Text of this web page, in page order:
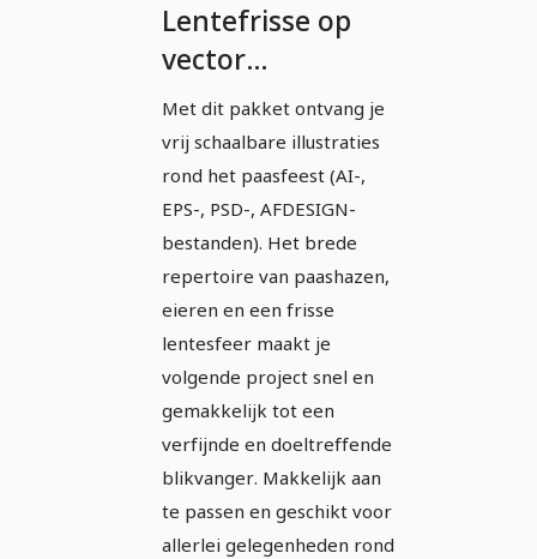
Lentefrisse op
vector
gebaseerde
Paasillustraties -
5
Met dit pakket ontvang je
vrij schaalbare illustraties
rond het paasfeest (AI-,
EPS-, PSD-, AFDESIGN-
bestanden). Het brede
repertoire van paashazen,
eieren en een frisse
lentesfeer maakt je
volgende project snel en
gemakkelijk tot een
verfijnde en doeltreffende
blikvanger. Makkelijk aan
te passen en geschikt voor
allerlei gelegenheden rond